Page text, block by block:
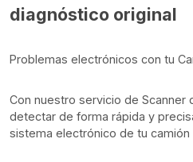
diagnóstico original
Problemas electrónicos con tu
Con nuestro servicio de Scanner
detectar de forma rápida y
sistema electrónico de tu camión